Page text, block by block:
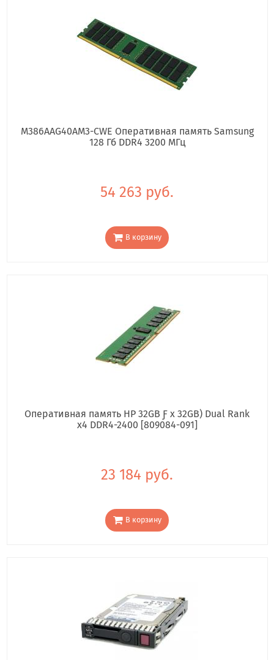
M386AAG40AM3-CWE Оперативная память Samsung
128 Гб DDR4 3200 МГц
54 263 руб.
В корзину
Оперативная память HP 32GB Ƒ x 32GB) Dual Rank
x4 DDR4-2400 [809084-091]
23 184 руб.
В корзину